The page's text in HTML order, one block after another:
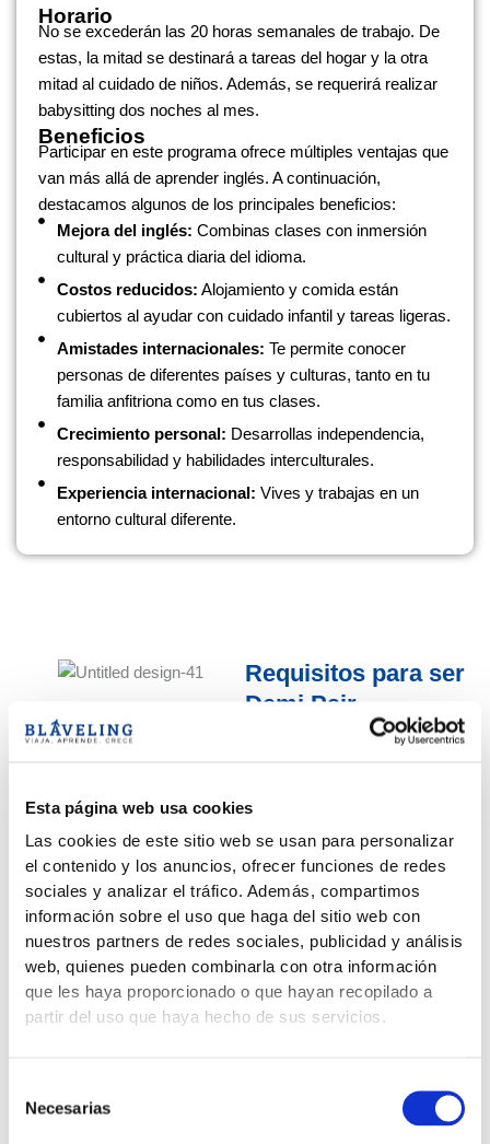
Esta página web usa cookies
Las cookies de este sitio web se usan para personalizar
el contenido y los anuncios, ofrecer funciones de redes
sociales y analizar el tráfico. Además, compartimos
información sobre el uso que haga del sitio web con
nuestros partners de redes sociales, publicidad y análisis
web, quienes pueden combinarla con otra información
que les haya proporcionado o que hayan recopilado a
partir del uso que haya hecho de sus servicios.
Necesarias
Horario
No se excederán las 20 horas semanales de trabajo. De
estas, la mitad se destinará a tareas del hogar y la otra
mitad al cuidado de niños. Además, se requerirá realizar
babysitting dos noches al mes.
Beneficios
Participar en este programa ofrece múltiples ventajas que
van más allá de aprender inglés. A continuación,
destacamos algunos de los principales beneficios:
Mejora del inglés: Combinas clases con inmersión
cultural y práctica diaria del idioma.
Costos reducidos: Alojamiento y comida están
cubiertos al ayudar con cuidado infantil y tareas ligeras.
Amistades internacionales: Te permite conocer
personas de diferentes países y culturas, tanto en tu
familia anfitriona como en tus clases.
Crecimiento personal: Desarrollas independencia,
responsabilidad y habilidades interculturales.
Experiencia internacional: Vives y trabajas en un
entorno cultural diferente.
Requisitos para ser
Demi Pair
Para acceder al programa Demi
Pair en Inglaterra, debes
Europea.
Tener entre 19 y 27 años.
Nivel de inglés intermedio.
No es necesario tener un
certificado.
Estancia mínima de doce
responsable, y tener algo de
experiencia en el cuidado de